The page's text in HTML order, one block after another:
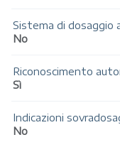
Sistema di dosaggio
No
Riconoscimento
Sì
Indicazioni
No